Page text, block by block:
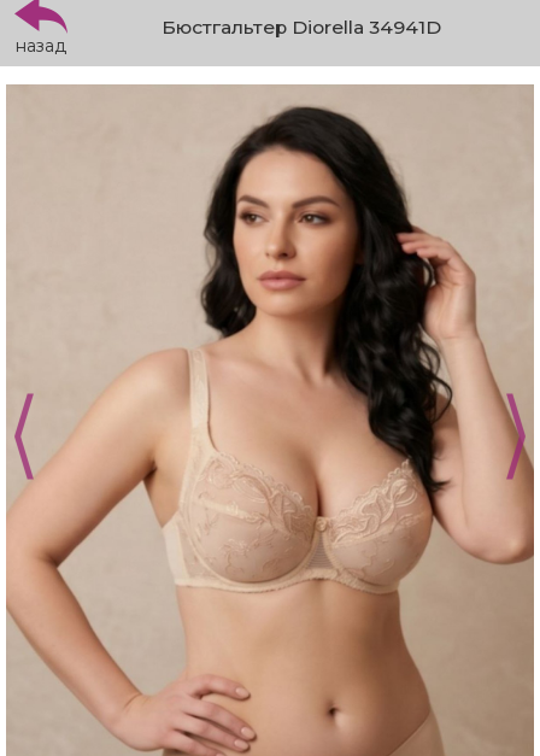
назад
Бюстгальтер Diorella 34941D